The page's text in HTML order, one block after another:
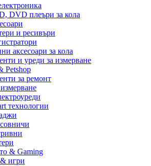
DVD плеъри за кола
и ресивъри
аксесоари за кола
и уреди за измерване
Petshop
за ремонт
технологии
& Gaming
игри